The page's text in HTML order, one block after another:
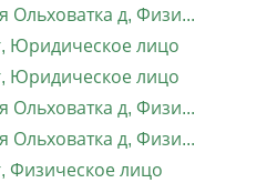
Расчет ОСАГО Курская Ольховатка д, Физическое лицо
Юридическое лицо
Юридическое лицо
Расчет ОСАГО Курская Ольховатка д, Физическое лицо
Расчет ОСАГО Курская Ольховатка д, Физическое лицо
Физическое лицо